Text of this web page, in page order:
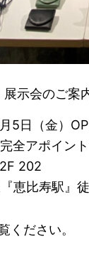
示会のご案
5日（金）
完全アポイント
202
恵比寿駅』
ください。